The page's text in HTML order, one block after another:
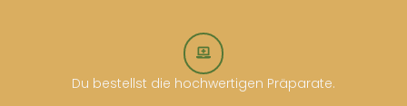
Du bestellst die hochwertigen Präparate.